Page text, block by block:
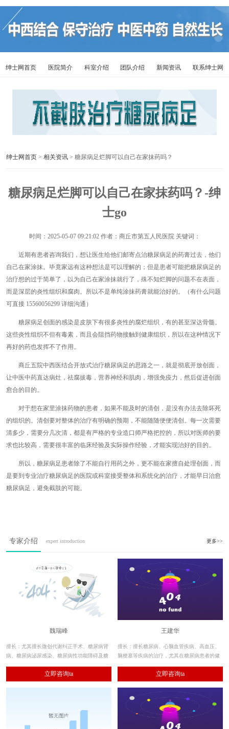
绅士网首页 医院简介 科室介绍 团队介绍 新闻资讯 联系绅士网
绅士网首页 > 相关资讯 > 糖尿病足烂脚可以自己在家抹药吗？
糖尿病足烂脚可以自己在家抹药吗？-绅
士go
时间： 2025-05-07 09:21:02作者：商丘市第五人民医院 关键词：
近期有患者咨询我们，想让医生给他们邮寄点治糖尿病足的药膏过去，他们
自己在家涂抹。毕竟家远有这种想法是可以理解的；但是患者可能把糖尿病足的
治疗想的过于简单了，以为自己在家涂抹就行了，殊不知烂脚的问题不在表面，
而是深层的炎性组织和腐肉。所以不是单纯涂抹药膏就能治好的。（有什么问题
可直接 15560056299 详细沟通）
糖尿病足创面的感染是皮肤下有很多炎性的腐烂组织，有的甚至深达骨髓。
这些炎性组织不但有毒素，而且会阻挡药物接触到健康组织，所以在这种情况下
再好的药也发挥不了作用。
商丘五院中西医结合开放式治疗糖尿病足的思路之一，就是彻底开放创面，
让中医中药直达病灶，祛腐拔毒，营养神经和肌肉，增强免疫力，然后促进创面
愈合的目的。
对于想在家里涂抹药物的患者，如果不能及时的清创，是没有办法去除坏死
的组织的。清创要对整体的治疗有明确的预期，不能随随便便清创。每一次需要
清多少，需要分几次清，都是有严格的专业造口师严格把控的，所以对医师的要
求也比较高，需要很丰富的临床经验及实际操作经验，才能实现治好的目的。
所以，糖尿病足患者除了不能自行用药之外，更不能在家擅自处理创面，而
是要到专业治疗糖尿病足的医院或科室接受整体和系统化的治疗，才能早日治愈
糖尿病足，避免截肢的可能。
专家介绍 expert introduction 更多>>
魏瑞峰
擅长：尤其擅长微创代谢纠正手术、糖尿病肾
病、糖尿病泌尿感染、糖尿病性功能障碍及糖
立即咨询ta
王建华
擅长：擅长糖尿病、心脑血管疾病、高血压、
脑梗塞等疾病的治疗，尤其在糖尿病患者的健
立即咨询ta